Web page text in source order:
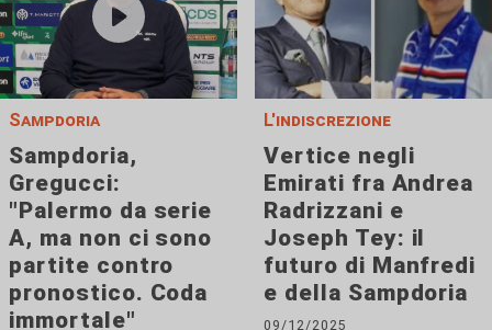
Sampdoria
Sampdoria,
Gregucci:
"Palermo da serie
A, ma non ci sono
partite contro
pronostico. Coda
immortale"
L'indiscrezione
Vertice negli
Emirati fra Andrea
Radrizzani e
Joseph Tey: il
futuro di Manfredi
e della Sampdoria
09/12/2025